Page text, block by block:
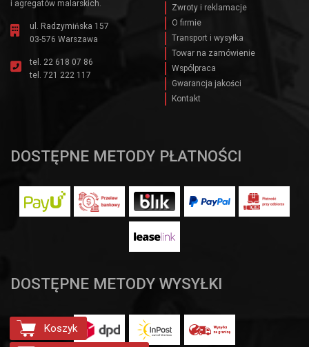
i agregatów malarskich.
ul. Radzymińska 157
03-576 Warszawa
tel. 22 618 07 86
tel. 721 222 117
Zwroty i reklamacje
O firmie
Transport i wysyłka
Towar na zamówienie
Wspólpraca
Gwarancja jakości
Kontakt
DOSTĘPNE METODY PŁATNOŚCI
DOSTĘPNE METODY WYSYŁKI
Koszyk